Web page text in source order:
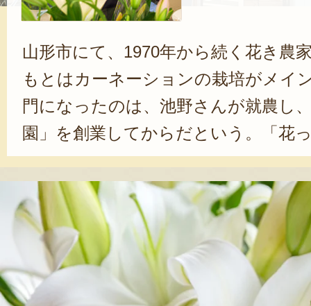
山形市にて、1970年から続く花き農
もとはカーネーションの栽培がメイ
門になったのは、池野さんが就農し
園」を創業してからだという。「花
が、ユリはどんな時代でも定番の花
います。葬儀やブライダルだけでは
場の装飾として需要がある魅力的な
る。ユリの多彩な魅力を伝える専門
れ、2017年、駐日オランダ王国大使
ダーとして認定された。「大きくて